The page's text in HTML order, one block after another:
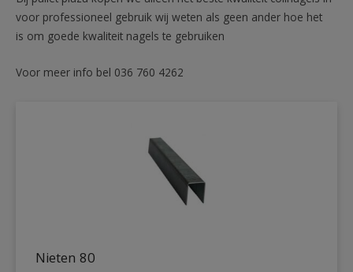
voor professioneel gebruik wij weten als geen ander hoe het
is om goede kwaliteit nagels te gebruiken
Voor meer info bel 036 760 4262
Nieten 80